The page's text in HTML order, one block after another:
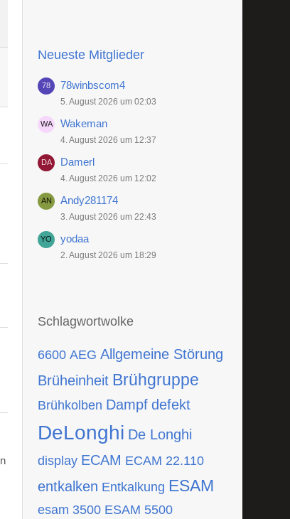
Neueste Mitglieder
78winbscom4
5. August 2026 um 02:03
Wakeman
4. August 2026 um 12:37
Damerl
4. August 2026 um 12:02
Andy281174
3. August 2026 um 22:43
yodaa
2. August 2026 um 18:29
Schlagwortwolke
6600 AEG Allgemeine Störung
Brüheinheit Brühgruppe
Brühkolben Dampf defekt
DeLonghi De Longhi
display ECAM ECAM 22.110
entkalken Entkalkung ESAM
esam 3500 ESAM 5500